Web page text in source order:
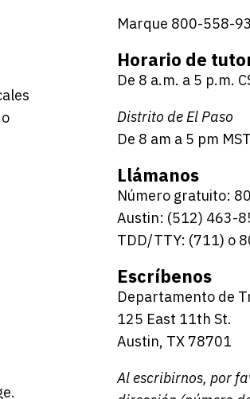
Marque 800-558-
Horario de
De 8 a.m. a 5 p.m.
Distrito de El Paso
De 8 am a 5 pm
Llámanos
Número gratuito:
Austin: (512) 463-
TDD/TTY: (711) o
Escríbenos
Departamento de
125 East 11th St.
Austin, TX 78701
Al escribirnos, por